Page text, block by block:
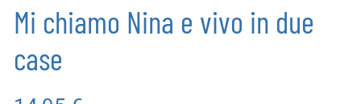
Mi chiamo Nina e vivo in due
case